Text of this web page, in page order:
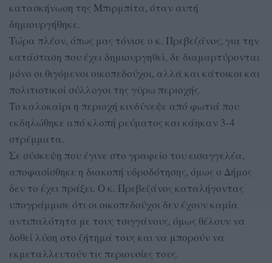
κατασκήνωση της Μπιρμπίτα, όταν αυτή
δημιουργήθηκε.
Τώρα πλέον, όπως μας τόνισε ο κ. Πρεβεζάνος, για την
κατάσταση που έχει δημιουργηθεί, δε διαμαρτύρονται
μόνο οι θιγόμενοι οικοπεδούχοι, αλλά και κάτοικοι και
πολιτιστικοί σύλλογοι της γύρω περιοχής.
Το καλοκαίρι η περιοχή κινδύνεψε από φωτιά που
εκδηλώθηκε από κλοπή ρεύματος και κάηκαν 3-4
στρέμματα.
Σε σύσκεψη που έγινε στο γραφείο του εισαγγελέα,
αποφασίσθηκε η διακοπή υδροδότησης, όμως ο Δήμος
δεν το έχει πράξει. Ο κ. Πρεβεζάνος καταλήγοντας
υπογράμμισε ότι οι οικοπεδούχοι δεν έχουν καμία
αντιπαλότητα με τους τσιγγάνους, όμως θέλουν να
δοθεί λύση στο ζήτημά τους και να μπορούν να
εκμεταλλευτούν τις περιουσίες τους.